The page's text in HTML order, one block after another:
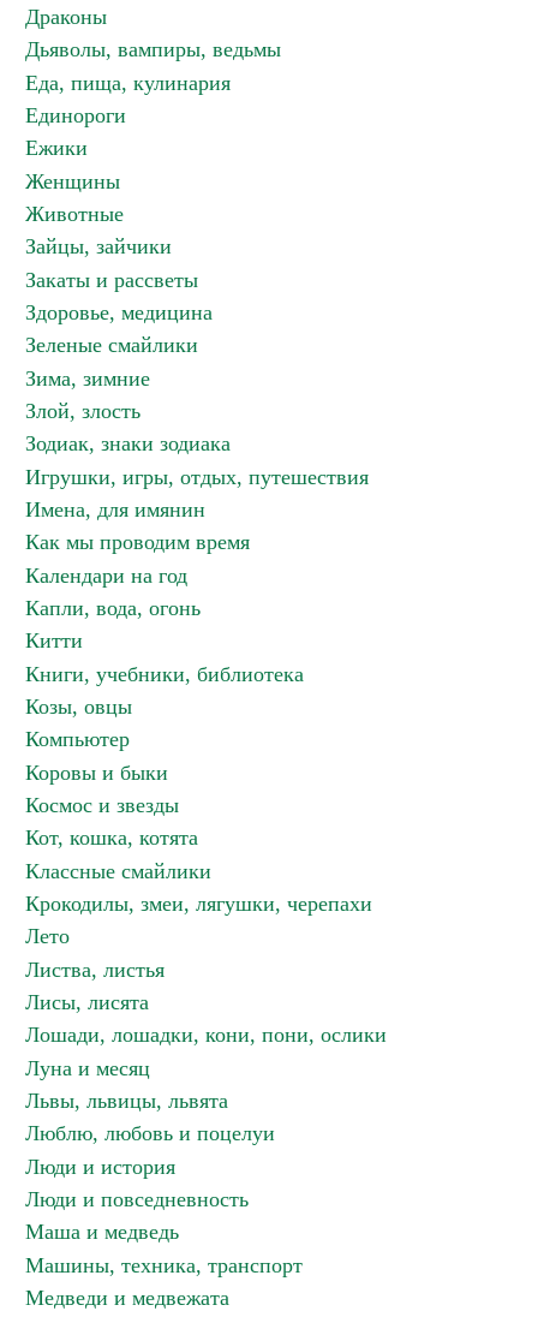
Драконы
Дьяволы, вампиры, ведьмы
Еда, пища, кулинария
Единороги
Ежики
Женщины
Животные
Зайцы, зайчики
Закаты и рассветы
Здоровье, медицина
Зеленые смайлики
Зима, зимние
Злой, злость
Зодиак, знаки зодиака
Игрушки, игры, отдых, путешествия
Имена, для имянин
Как мы проводим время
Календари на год
Капли, вода, огонь
Китти
Книги, учебники, библиотека
Козы, овцы
Компьютер
Коровы и быки
Космос и звезды
Кот, кошка, котята
Классные смайлики
Крокодилы, змеи, лягушки, черепахи
Лето
Листва, листья
Лисы, лисята
Лошади, лошадки, кони, пони, ослики
Луна и месяц
Львы, львицы, львята
Люблю, любовь и поцелуи
Люди и история
Люди и повседневность
Маша и медведь
Машины, техника, транспорт
Медведи и медвежата